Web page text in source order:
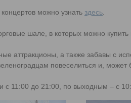
можно узнать здесь
шале, в которых можно
аттракционы, а также забавы с
повеселиться и,
с 11:00 до 21:00, по выходным – с